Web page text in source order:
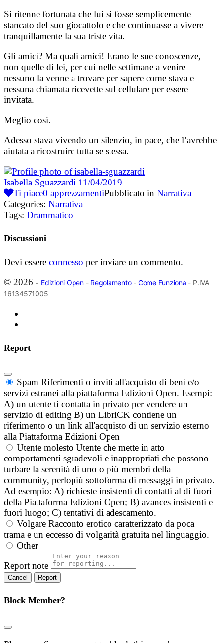
Si ritenne fortunata che lui si fosse semplicemente
stancato del suo giocattolo e che continuasse a vivere
tranquillamente la sua triste vita.
Gli amici? Ma quali amici! Erano le sue conoscenze,
non quelle di lei, per cui nelle settimane a venire
nessuno la venne a trovare per sapere come stava e
nessuna chiamata ricevette sul cellulare per essere
invitata.
Meglio così.
Adesso stava vivendo un silenzio, in pace, che l’avrebbe
aiutata a ricostruire tutta se stessa.
Isabella Sguazzardi 11/04/2019
Ti piace0 apprezzamentiPubblicato in Narrativa
Categories: Narrativa
Tags: Drammatico
Discussioni
Devi essere connesso per inviare un commento.
© 2026 - Edizioni Open- Regolamento- Come Funziona - P.IVA
16134571005
Report
Spam Riferimenti o inviti all'acquisto di beni e/o
servizi estranei alla piattaforma Edizioni Open. Esempi:
A) un utente ti contatta in privato per vendere un
servizio di editing B) un LibriCK contiene un
riferimento o un link all'acquisto di un servizio esterno
alla Piattaforma Edizioni Open
Utente molesto Utente che mette in atto
comportamenti sgradevoli e inappropriati che possono
turbare la serenità di uno o più membri della
community, perlopiù sottoforma di messaggi in privato.
Ad esempio: A) richieste insistenti di contatti al di fuori
della Piattaforma Edizioni Open; B) avances insistenti e
fuori luogo; C) tentativi di adescamento.
Volgare Racconto erotico caratterizzato da poca
trama e un eccesso di volgarità gratuita nel linguaggio.
Other
Report note
Report
Block Member?